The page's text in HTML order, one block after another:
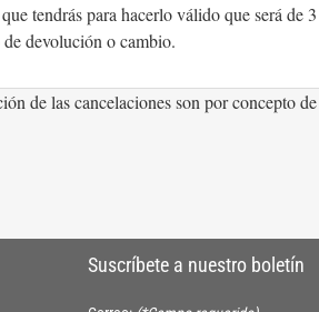
tendrás para hacerlo válido que será
devolución o cambio.
de las cancelaciones son por concepto
Suscríbete a nuestro boletín